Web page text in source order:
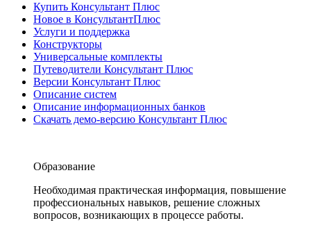
Купить Консультант Плюс
Новое в КонсультантПлюс
Услуги и поддержка
Конструкторы
Универсальные комплекты
Путеводители Консультант Плюс
Версии Консультант Плюс
Описание систем
Описание информационных банков
Скачать демо-версию Консультант Плюс
Образование
Необходимая практическая информация, повышение
профессиональных навыков, решение сложных
вопросов, возникающих в процессе работы.